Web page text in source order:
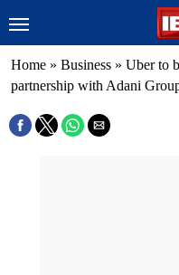
Home » Business » Uber to
partnership with Adani